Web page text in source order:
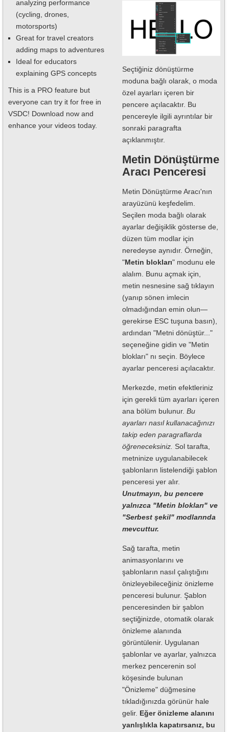
analyzing performance
(cycling, drones,
motorsports)
Great for travel creators
adding maps to adventures
Ideal for educators
explaining GPS concepts
This is a PRO feature but
everyone can try it for free in
VSDC! Download now and
enhance your videos today.
Seçtiğiniz dönüştürme
moduna bağlı olarak, o moda
özel ayarları içeren bir
pencere açılacaktır. Bu
pencereyle ilgili ayrıntılar bir
sonraki paragrafta
açıklanmıştır.
Metin Dönüştürme
Aracı Penceresi
Metin Dönüştürme Aracı'nın
arayüzünü keşfedelim.
Seçilen moda bağlı olarak
ayarlar değişiklik gösterse de,
düzen tüm modlar için
neredeyse aynıdır. Örneğin,
"Metin blokları" modunu ele
alalım. Bunu açmak için,
metin nesnesine sağ tıklayın
(yanıp sönen imlecin
olmadığından emin olun—
gerekirse ESC tuşuna basın),
ardından "Metni dönüştür..."
seçeneğine gidin ve "Metin
blokları" nı seçin. Böylece
ayarlar penceresi açılacaktır.
Merkezde, metin efektleriniz
için gerekli tüm ayarları içeren
ana bölüm bulunur. Bu
ayarları nasıl kullanacağınızı
takip eden paragraflarda
öğreneceksiniz. Sol tarafta,
metninize uygulanabilecek
şablonların listelendiği şablon
penceresi yer alır.
Unutmayın, bu pencere
yalnızca "Metin blokları" ve
"Serbest şekil" modlarında
mevcuttur.
Sağ tarafta, metin
animasyonlarını ve
şablonların nasıl çalıştığını
önizleyebileceğiniz önizleme
penceresi bulunur. Şablon
penceresinden bir şablon
seçtiğinizde, otomatik olarak
önizleme alanında
görüntülenir. Uygulanan
şablonlar ve ayarlar, yalnızca
merkez pencerenin sol
köşesinde bulunan
"Önizleme" düğmesine
tıkladığınızda görünür hale
gelir. Eğer önizleme alanını
yanlışlıkla kapatırsanız, bu